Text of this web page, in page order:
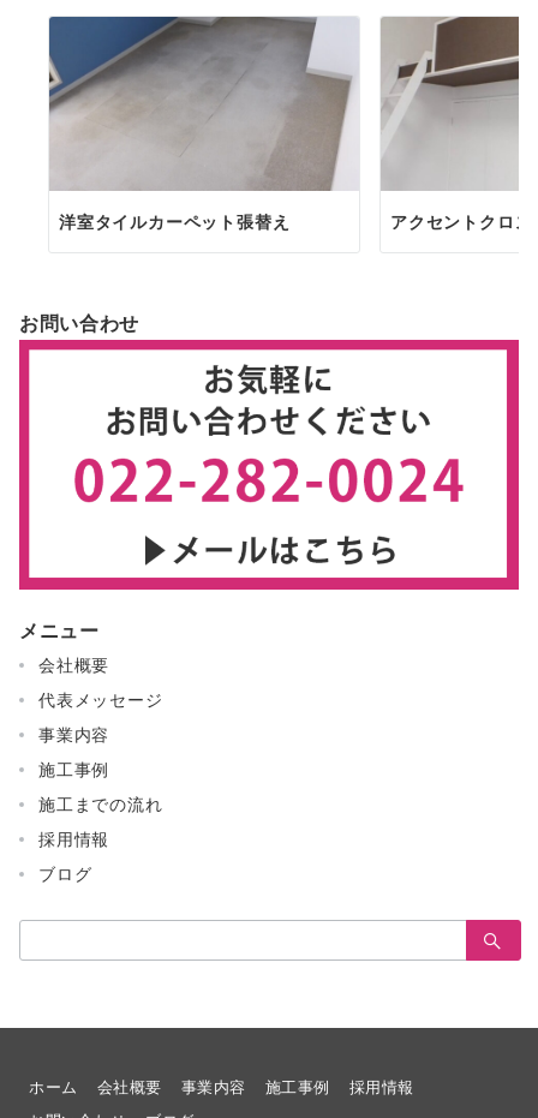
洋室タイルカーペット張替え アクセントクロス
お問い合わせ
メニュー
会社概要
代表メッセージ
事業内容
施工事例
施工までの流れ
採用情報
ブログ
索：
ホーム 会社概要 事業内容 施工事例
採用情報